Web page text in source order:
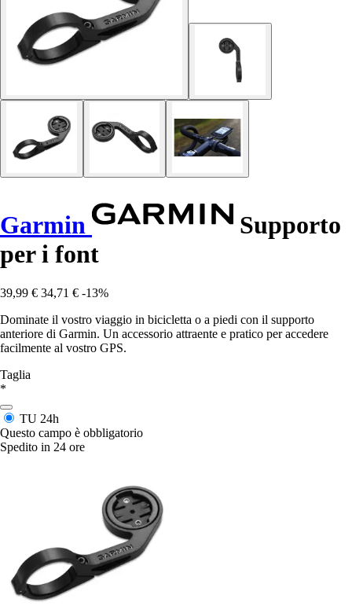
Garmin
Supporto
per i font
39,99 € 34,71 € -13%
Dominate il vostro viaggio in bicicletta o a piedi con il supporto
anteriore di Garmin. Un accessorio attraente e pratico per accedere
facilmente al vostro GPS.
Taglia
*
TU 24h
Questo campo è obbligatorio
Spedito in 24 ore